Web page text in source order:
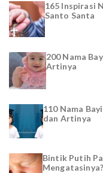
165 Inspirasi
Santo Santa
200 Nama
Artinya
110 Nama
dan Artinya
Bintik Putih
Mengatasinya?